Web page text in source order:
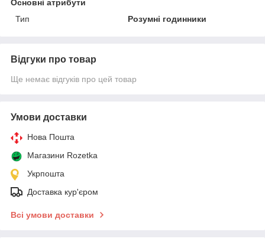
Основні атрибути
Тип
Розумні годинники
Відгуки про товар
Ще немає відгуків про цей товар
Умови доставки
Нова Пошта
Магазини Rozetka
Укрпошта
Доставка кур'єром
Всі умови доставки